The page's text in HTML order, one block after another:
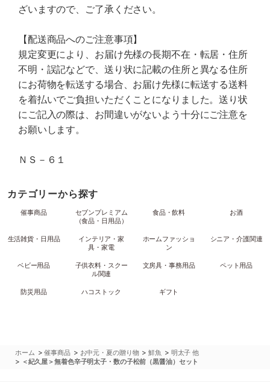
ざいますので、ご了承ください。
【配送商品へのご注意事項】
規定変更により、お届け先様の長期不在・転居・住所
不明・誤記などで、送り状に記載の住所と異なる住所
にお荷物を転送する場合、お届け先様に転送する送料
を着払いでご負担いただくことになりました。送り状
にご記入の際は、お間違いがないよう十分にご注意を
お願いします。
ＮＳ－６１
カテゴリーから探す
催事商品
セブンプレミアム
（食品・日用品）
食品・飲料 お酒
生活雑貨・日用品
インテリア・家
具・家電
ホームファッショ
ン
シニア・介護関連
ベビー用品
子供衣料・スクー
ル関連
文房具・事務用品 ペット用品
防災用品 ハコストック ギフト
ホーム >催事商品 > お中元・夏の贈り物 >鮮魚 > 明太子 他
> ＜紀久屋＞無着色辛子明太子・数の子松前（黒醤油）セット